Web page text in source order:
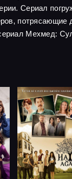
Сериал
Мехмед: